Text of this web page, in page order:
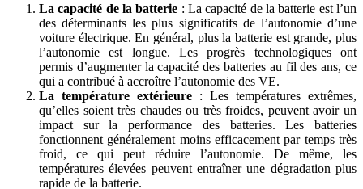
La capacité de la batterie : La capacité de la batterie est l’un
des déterminants les plus significatifs de l’autonomie d’une
voiture électrique. En général, plus la batterie est grande, plus
l’autonomie est longue. Les progrès technologiques ont
permis d’augmenter la capacité des batteries au fil des ans, ce
qui a contribué à accroître l’autonomie des VE.
La température extérieure : Les températures extrêmes,
qu’elles soient très chaudes ou très froides, peuvent avoir un
impact sur la performance des batteries. Les batteries
fonctionnent généralement moins efficacement par temps très
froid, ce qui peut réduire l’autonomie. De même, les
températures élevées peuvent entraîner une dégradation plus
rapide de la batterie.